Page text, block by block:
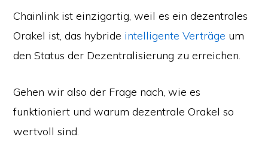
Chainlink ist einzigartig, weil es ein dezentrales
Orakel ist, das hybride intelligente Verträge um
den Status der Dezentralisierung zu erreichen.
Gehen wir also der Frage nach, wie es
funktioniert und warum dezentrale Orakel so
wertvoll sind.